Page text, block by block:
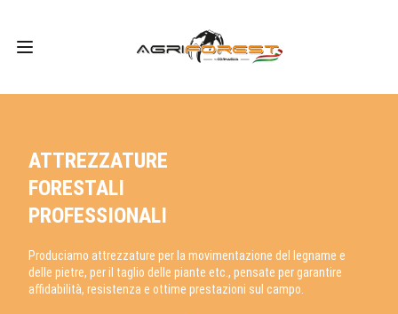
ATTREZZATURE
FORESTALI
PROFESSIONALI
Produciamo attrezzature per la movimentazione del legname e
delle pietre, per il taglio delle piante etc., pensate per garantire
affidabilità, resistenza e ottime prestazioni sul campo.